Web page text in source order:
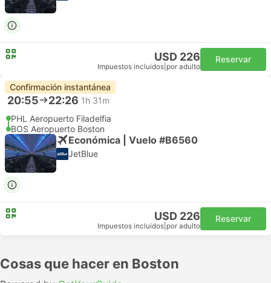
USD 226
Impuestos incluidos por adulto
Reservar
Confirmación instantánea
20:55 22:26 1h 31m
PHL Aeropuerto Filadelfia
BOS Aeropuerto Boston
Económica | Vuelo #B6560
JetBlue
USD 226
Impuestos incluidos por adulto
Reservar
Cosas que hacer en Boston